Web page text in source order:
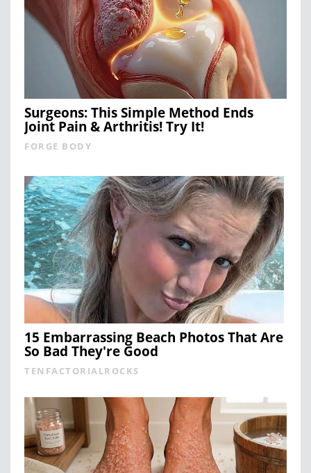
Surgeons: This Simple Method Ends
Joint Pain & Arthritis! Try It!
FORGE BODY
15 Embarrassing Beach Photos That Are
So Bad They're Good
TENFACTORIALROCKS